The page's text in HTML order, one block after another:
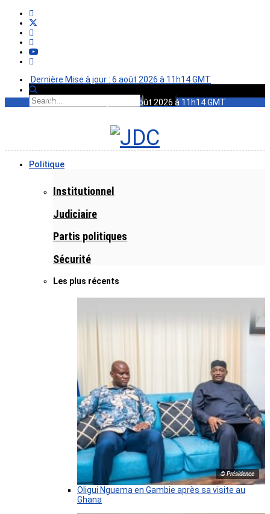
Dernière Mise à jour : 6 août 2026 à 11h14 GMT
Dernière Mise à jour : 6 août 2026 à 11h14 GMT
Politique
Institutionnel
Judiciaire
Partis politiques
Sécurité
Les plus récents
© Présidence
Oligui Nguema en Gambie après sa visite au
Ghana